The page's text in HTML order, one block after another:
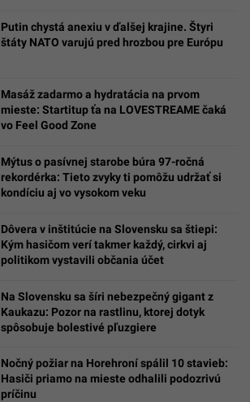
Putin chystá anexiu v ďalšej krajine. Štyri
štáty NATO varujú pred hrozbou pre Európu
Masáž zadarmo a hydratácia na prvom
mieste: Startitup ťa na LOVESTREAME čaká
vo Feel Good Zone
Mýtus o pasívnej starobe búra 97-ročná
rekordérka: Tieto zvyky ti pomôžu udržať si
kondíciu aj vo vysokom veku
Dôvera v inštitúcie na Slovensku sa štiepi:
Kým hasičom verí takmer každý, cirkvi aj
politikom vystavili občania účet
Na Slovensku sa šíri nebezpečný gigant z
Kaukazu: Pozor na rastlinu, ktorej dotyk
spôsobuje bolestivé pľuzgiere
Nočný požiar na Horehroní spálil 10 stavieb:
Hasiči priamo na mieste odhalili podozrivú
príčinu